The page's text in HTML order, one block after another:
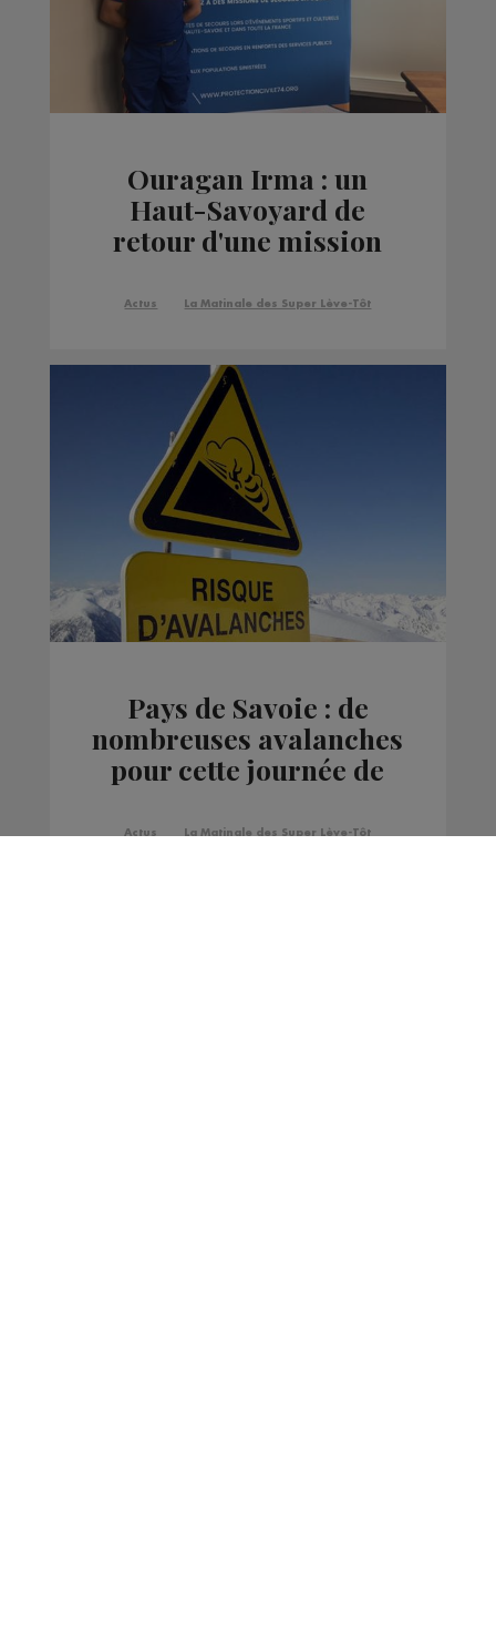
Ouragan Irma : un
Haut-Savoyard de
retour d'une mission
Actus La Matinale des Super Lève-Tôt
Pays de Savoie : de
nombreuses avalanches
pour cette journée de
Actus La Matinale des Super Lève-Tôt